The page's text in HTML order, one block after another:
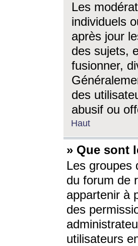
Les
individuels
après jour
des sujets,
fusionner,
des
abusif ou
Haut
» Que sont
Les groupes
du forum de
appartenir à
des
utilisateurs